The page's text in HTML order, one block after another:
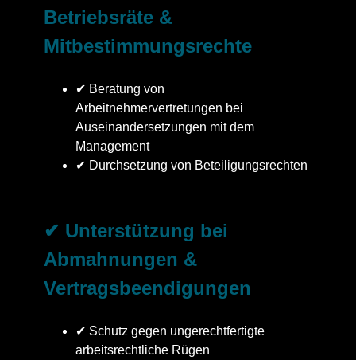
Betriebsräte &
Mitbestimmungsrechte
✔ Beratung von
Arbeitnehmervertretungen bei
Auseinandersetzungen mit dem
Management
✔ Durchsetzung von Beteiligungsrechten
✔ Unterstützung bei
Abmahnungen &
Vertragsbeendigungen
✔ Schutz gegen ungerechtfertigte
arbeitsrechtliche Rügen